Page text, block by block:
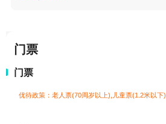
门票
门票
优待政策：老人票(70周岁以上),儿童票(1.2米以下)